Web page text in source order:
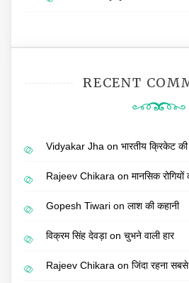
RECENT
Vidyakar Jha on भारतीय क्रिकेट
Rajeev Chikara on मानसिक रोगियों
Gopesh Tiwari on लाश की कहानी
विक्रम सिंह देवड़ाon चुभने वाली हार
Rajeev Chikara on जिंदा रहना